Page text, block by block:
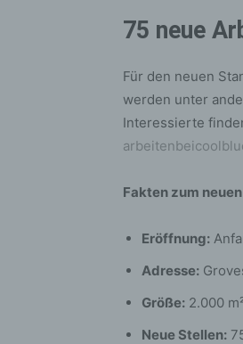
75 neue
Für den neuen
werden unter
Interessierte
Fakten zum
Eröffnung:
Adresse:
Größe: 2.000
Neue Stellen: